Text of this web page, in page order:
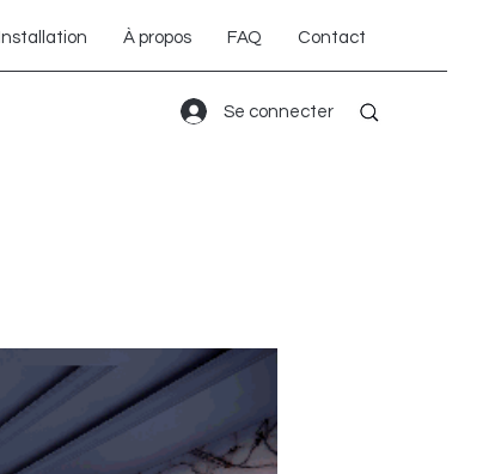
Installation À propos FAQ Contact
Se connecter